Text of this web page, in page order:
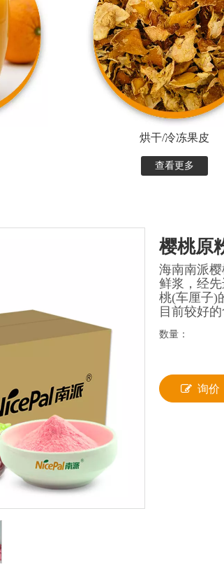
烘干/冷冻果皮
查看更多
樱桃原
海南南派
鲜浆，经
桃(车厘子)
目前较好的
数量：
询价